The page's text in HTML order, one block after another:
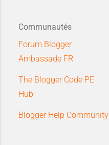
Communautés
Forum Blogger
Ambassade FR
The Blogger Code PE
Hub
Blogger Help Community